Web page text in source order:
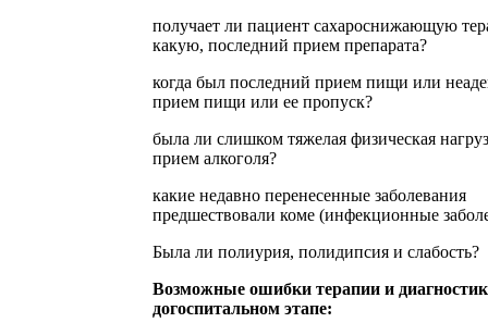
получает ли пациент сахароснижающую
какую, последний прием препарата?
когда был последний прием пищи или
прием пищи или ее пропуск?
была ли слишком тяжелая физическая
прием алкоголя?
какие недавно перенесенные заболевания
предшествовали коме (инфекционные
Была ли полиурия, полидипсия и слабость?
Возможные ошибки терапии и
догоспитальном этапе: